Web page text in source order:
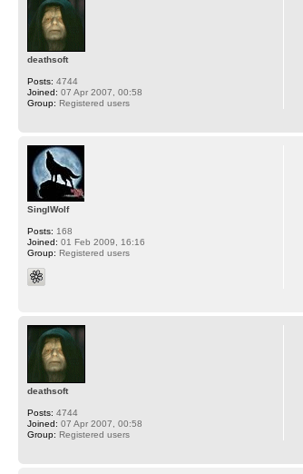
deathsoft
Posts: 4744
Joined: 07 Apr 2007, 00:58
Group: Registered users
SinglWolf
Posts: 168
Joined: 01 Feb 2009, 16:16
Group: Registered users
deathsoft
Posts: 4744
Joined: 07 Apr 2007, 00:58
Group: Registered users